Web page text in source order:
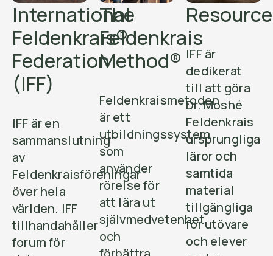
International
Feldenkrais®
Federation
(IFF)
IFF är en
sammanslutning
av
Feldenkraisföreningar
över hela
världen. IFF
tillhandahåller
forum för
The
Feldenkrais
Method®
Feldenkraismetoden
är ett
utbildningssystem
som
använder
rörelse för
att lära ut
självmedvetenhet
och
IFF är
dedikerat
till att göra
Dr. Moshé
Feldenkrais
ursprungliga
läror och
samtida
material
tillgängliga
för utövare
och elever